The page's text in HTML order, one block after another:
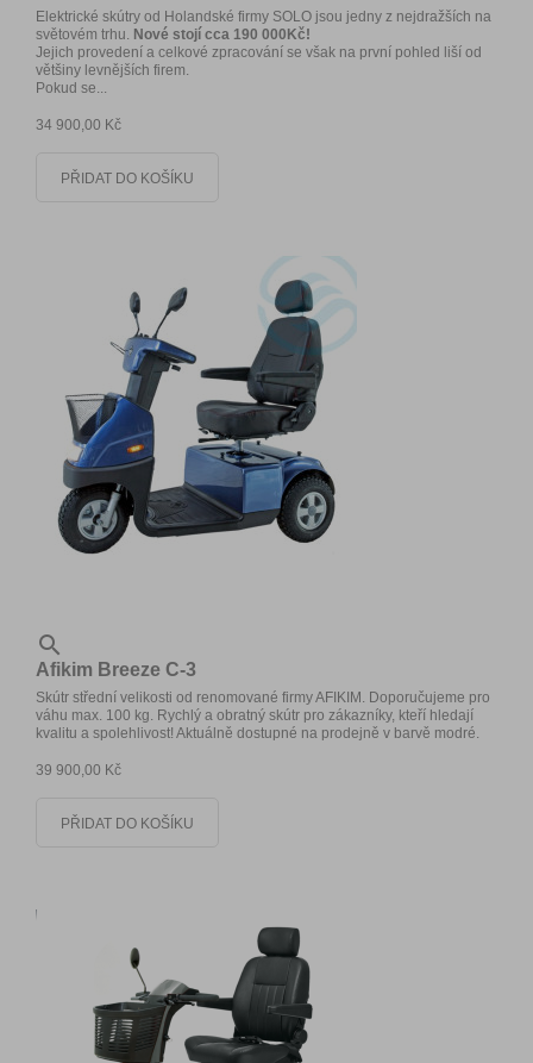
Elektrické skútry od Holandské firmy SOLO jsou jedny z nejdražších na
světovém trhu. Nové stojí cca 190 000Kč!
Jejich provedení a celkové zpracování se však na první pohled liší od
většiny levnějších firem.
Pokud se...
34 900,00 Kč
PŘIDAT DO KOŠÍKU

Afikim Breeze C-3
Skútr střední velikosti od renomované firmy AFIKIM. Doporučujeme pro
váhu max. 100 kg. Rychlý a obratný skútr pro zákazníky, kteří hledají
kvalitu a spolehlivost! Aktuálně dostupné na prodejně v barvě modré.
39 900,00 Kč
PŘIDAT DO KOŠÍKU